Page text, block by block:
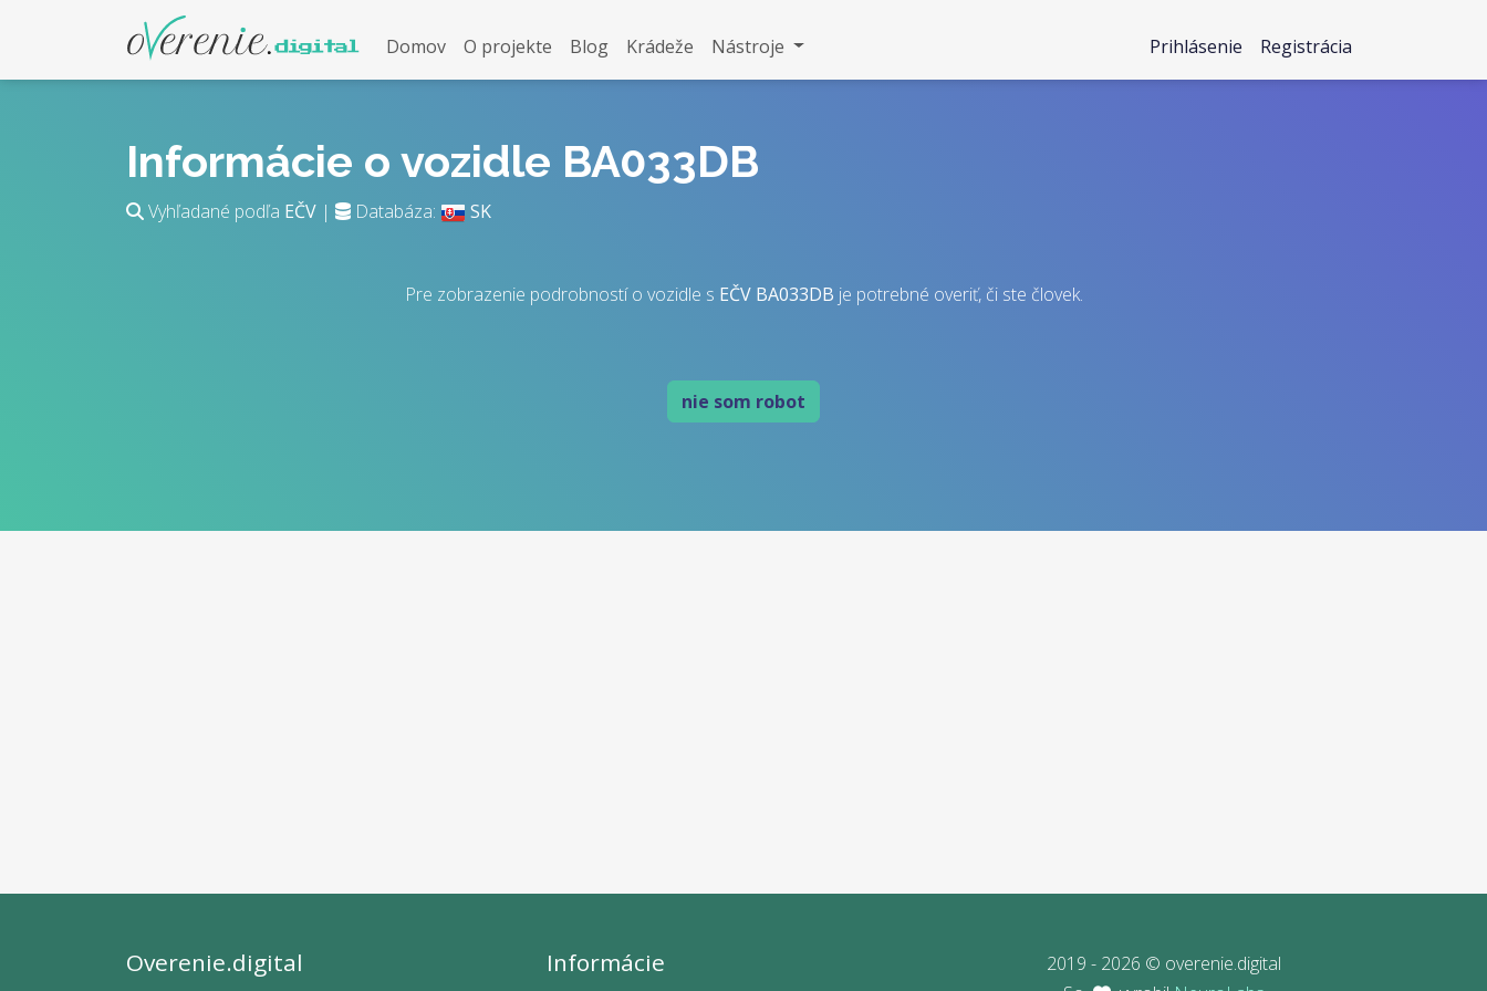
Domov O projekte Blog Krádeže Nástroje Prihlásenie Registrácia
Informácie o vozidle BA033DB
Vyhľadané podľa EČV | Databáza: SK
Pre zobrazenie podrobností o vozidle s EČV BA033DB je potrebné overiť, či ste človek.
nie som robot
Overenie.digital Informácie
2019 - 2026 © overenie.digital